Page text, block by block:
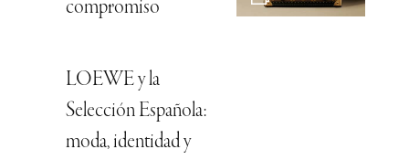
compromiso
LOEWE y la
Selección Española:
moda, identidad y